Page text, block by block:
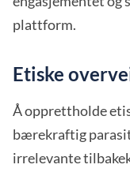
plattform.
Etiske
Å opprettholde
bærekraftig
irrelevante